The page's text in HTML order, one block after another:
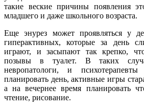
такие веские причины появления
младшего и даже школьного возраста.
Еще энурез может проявляться у
гиперактивных, которые за день
играют, и засыпают так крепко,
позывы в туалет. В таких
невропатологи, и
планировать день, активные игры
а на вечернее время планировать
чтение, рисование.